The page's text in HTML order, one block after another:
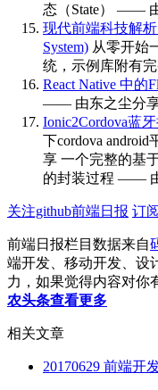
态（State） ——
现代前端科技解
System) 从零开始
统，示例库附有
React Native 中的
—— 由东之尘分
Ionic2Cordova蓝
下cordova
享 一个完整的基
的封装过程 ——
关注github前端日报 订
前端日报栏目数据来自
端开发、移动开发、设
力，如果觉得内容对你
农头条查看更多
相关文章
20170629 前端开